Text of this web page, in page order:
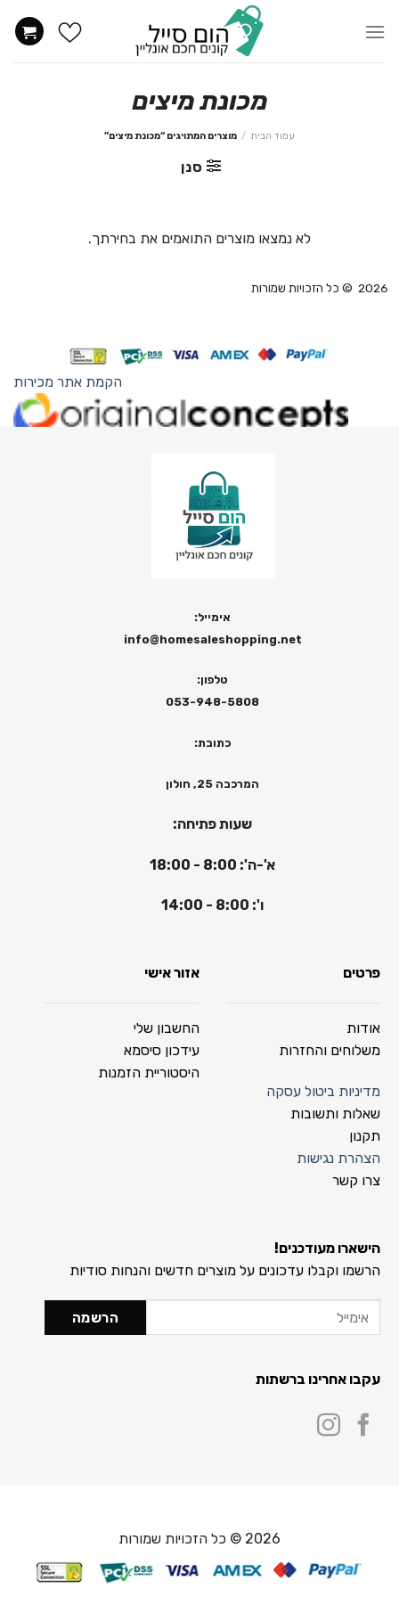
מכונת מיצים
עמוד הבית / מוצרים המתויגים “מכונת מיצים”
סנן
לא נמצאו מוצרים התואמים את בחירתך.
הקמת אתר מכירות
אימייל:
info@homesaleshopping.net
טלפון:
053-948-5808
כתובת:
המרכבה 25, חולון
שעות פתיחה:
א'-ה': 8:00 - 18:00
ו': 8:00 - 14:00
פרטים
אודות
משלוחים והחזרות
מדיניות ביטול עסקה
שאלות ותשובות
תקנון
הצהרת נגישות
צרו קשר
אזור אישי
החשבון שלי
עידכון סיסמא
היסטוריית הזמנות
הישארו מעודכנים!
הרשמו וקבלו עדכונים על מוצרים חדשים והנחות סודיות
עקבו אחרינו ברשתות
2026 © כל הזכויות שמורות